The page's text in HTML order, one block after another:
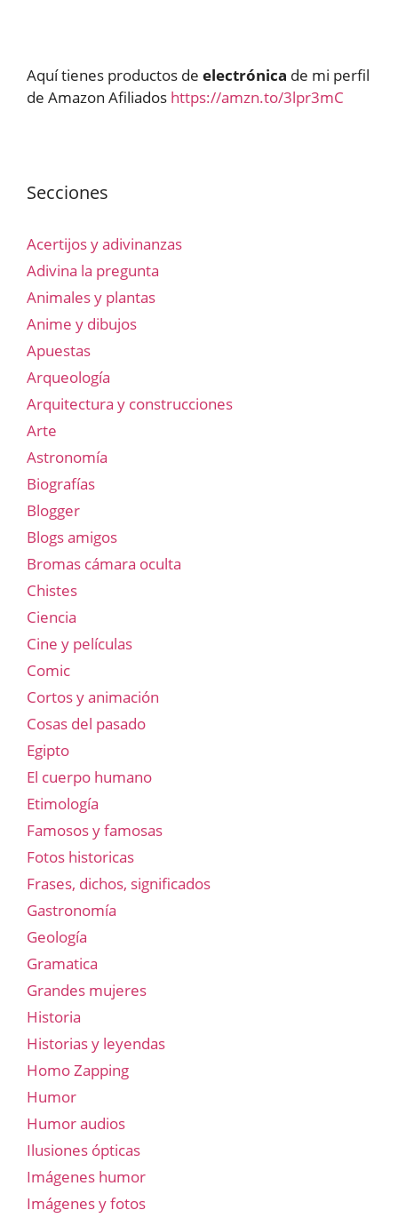
Aquí tienes productos de electrónica de mi perfil
de Amazon Afiliados https://amzn.to/3lpr3mC
Secciones
Acertijos y adivinanzas
Adivina la pregunta
Animales y plantas
Anime y dibujos
Apuestas
Arqueología
Arquitectura y construcciones
Arte
Astronomía
Biografías
Blogger
Blogs amigos
Bromas cámara oculta
Chistes
Ciencia
Cine y películas
Comic
Cortos y animación
Cosas del pasado
Egipto
El cuerpo humano
Etimología
Famosos y famosas
Fotos historicas
Frases, dichos, significados
Gastronomía
Geología
Gramatica
Grandes mujeres
Historia
Historias y leyendas
Homo Zapping
Humor
Humor audios
Ilusiones ópticas
Imágenes humor
Imágenes y fotos